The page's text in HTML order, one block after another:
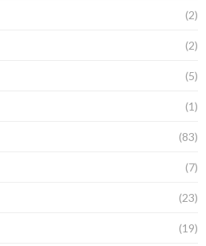
(2)
(2)
(5)
(1)
(83)
(7)
(23)
(19)